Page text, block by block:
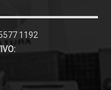
1192